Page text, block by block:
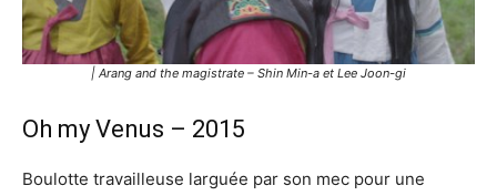
| Arang and the magistrate – Shin Min-a et Lee Joon-gi
Oh my Venus – 2015
Boulotte travailleuse larguée par son mec pour une